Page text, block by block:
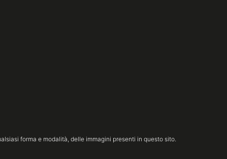
forma e modalità, delle immagini presenti in questo sito.